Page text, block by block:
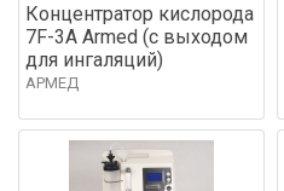
Концентратор кислорода
7F-3A Armed (с выходом
для ингаляций)
АРМЕД